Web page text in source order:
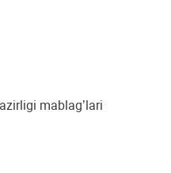
mablag’lari